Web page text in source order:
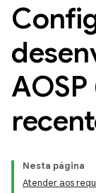
AOSP
Nesta página
Atender aos